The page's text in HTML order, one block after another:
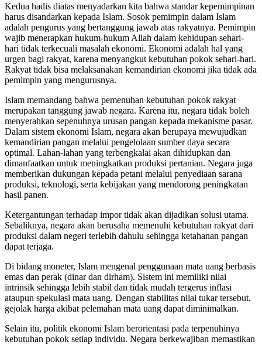
Kedua hadis diatas menyadarkan kita bahwa standar kepemimpinan
harus disandarkan kepada Islam. Sosok pemimpin dalam Islam
adalah pengurus yang bertanggung jawab atas rakyatnya. Pemimpin
wajib menerapkan hukum-hukum Allah dalam kehidupan sehari-
hari tidak terkecuali masalah ekonomi. Ekonomi adalah hal yang
urgen bagi rakyat, karena menyangkut kebutuhan pokok sehari-hari.
Rakyat tidak bisa melaksanakan kemandirian ekonomi jika tidak ada
pemimpin yang mengurusnya.
Islam memandang bahwa pemenuhan kebutuhan pokok rakyat
merupakan tanggung jawab negara. Karena itu, negara tidak boleh
menyerahkan sepenuhnya urusan pangan kepada mekanisme pasar.
Dalam sistem ekonomi Islam, negara akan berupaya mewujudkan
kemandirian pangan melalui pengelolaan sumber daya secara
optimal. Lahan-lahan yang terbengkalai akan dihidupkan dan
dimanfaatkan untuk meningkatkan produksi pertanian. Negara juga
memberikan dukungan kepada petani melalui penyediaan sarana
produksi, teknologi, serta kebijakan yang mendorong peningkatan
hasil panen.
Ketergantungan terhadap impor tidak akan dijadikan solusi utama.
Sebaliknya, negara akan berusaha memenuhi kebutuhan rakyat dari
produksi dalam negeri terlebih dahulu sehingga ketahanan pangan
dapat terjaga.
Di bidang moneter, Islam mengenal penggunaan mata uang berbasis
emas dan perak (dinar dan dirham). Sistem ini memiliki nilai
intrinsik sehingga lebih stabil dan tidak mudah tergerus inflasi
ataupun spekulasi mata uang. Dengan stabilitas nilai tukar tersebut,
gejolak harga akibat pelemahan mata uang dapat diminimalkan.
Selain itu, politik ekonomi Islam berorientasi pada terpenuhinya
kebutuhan pokok setiap individu. Negara berkewajiban memastikan